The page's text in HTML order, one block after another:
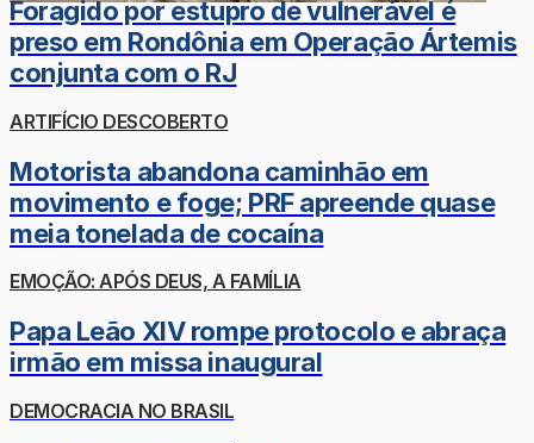
Foragido por estupro de vulnerável é
preso em Rondônia em Operação Ártemis
conjunta com o RJ
ARTIFÍCIO DESCOBERTO
Motorista abandona caminhão em
movimento e foge; PRF apreende quase
meia tonelada de cocaína
EMOÇÃO: APÓS DEUS, A FAMÍLIA
Papa Leão XIV rompe protocolo e abraça
irmão em missa inaugural
DEMOCRACIA NO BRASIL